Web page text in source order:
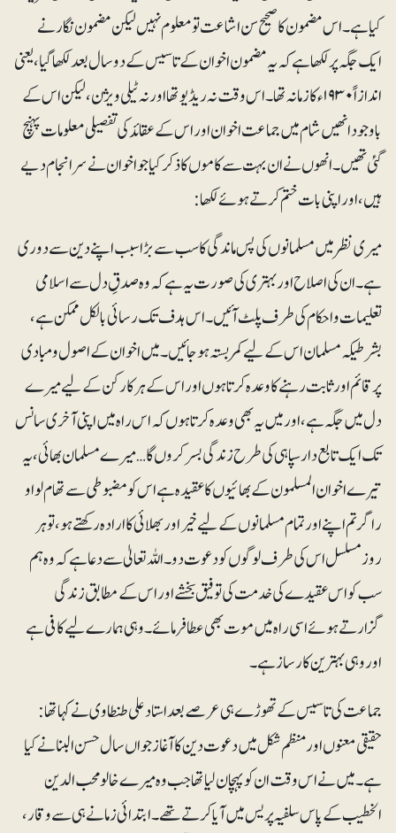
کیاہے۔ اس مضمون کا صحیح سن اشاعت تو معلوم نہیں لیکن مضمون نگار نے
ایک جگہ پر لکھا ہے کہ یہ مضمون اخوان کے تاسیس کے دوسال بعد لکھا گیا، یعنی
اندازاً ۱۹۳۰ء کا زمانہ تھا۔ اس وقت نہ ریڈیو تھا اور نہ ٹیلی ویژن، لیکن اس کے
باوجو د انھیں شام میں جماعت اخوان اور اس کے عقائد کی تفصیلی معلومات پہنچ
گئی تھیں۔ انھوں نے ان بہت سے کاموں کاذکر کیا جو اخوان نے سرانجام دیے
ہیں، اوراپنی بات ختم کرتے ہوئے لکھا:
میری نظر میں مسلمانوں کی پس ماندگی کا سب سے بڑاسبب اپنے دین سے دوری
ہے۔ ان کی اصلاح اور بہتری کی صورت یہ ہے کہ وہ صدقِ دل سے اسلامی
تعلیمات و احکام کی طرف پلٹ آئیں۔ اس ہدف تک رسائی بالکل ممکن ہے،
بشرطیکہ مسلمان اس کے لیے کمربستہ ہوجائیں۔ میں اخوان کے اصول و مبادی
پر قائم اور ثابت رہنے کا وعدہ کرتاہوں اور اس کے ہر کارکن کے لیے میرے
دل میں جگہ ہے، اور میں یہ بھی وعدہ کرتا ہوں کہ اس راہ میں اپنی آخری سانس
تک ایک تابع دار سپاہی کی طرح زندگی بسرکروں گا… میرے مسلمان بھائی، یہ
تیرے اخوان المسلمون کے بھائیوں کا عقیدہ ہے اس کو مضبوطی سے تھام لواو
راگرتم اپنے اور تمام مسلمانوں کے لیے خیر اور بھلائی کا ارادہ رکھتے ہو، تو ہر
روزمسلسل اس کی طرف لوگوں کو دعوت دو۔ اللہ تعالیٰ سے دعا ہے کہ وہ ہم
سب کو اس عقیدے کی خدمت کی توفیق بخشے اور اس کے مطابق زندگی
گزارتے ہوئے اسی راہ میں موت بھی عطا فرمائے۔ وہی ہمارے لیے کافی ہے
اور وہی بہتر ین کارساز ہے۔
جماعت کی تاسیس کے تھوڑے ہی عرصے بعد استاد علی طنطاوی نے کہاتھا :
حقیقی معنوں اور منظم شکل میں دعوت دین کا آغاز جواں سال حسن البنا نے کیا
ہے۔ میں نے اس وقت ان کو پہچان لیاتھا جب وہ میرے خالو محب الدین
الخطیب کے پاس سلفیہ پریس میں آیا کرتے تھے۔ ابتدائی زمانے ہی سے وقار ،